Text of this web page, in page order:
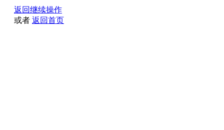
返回继续操作
或者 返回首页